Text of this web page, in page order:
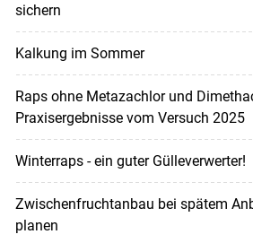
sichern
Kalkung im Sommer
Raps ohne Metazachlor und
Praxisergebnisse vom Versuch 2025
Winterraps - ein guter Gülleverwerter!
Zwischenfruchtanbau bei spätem
planen